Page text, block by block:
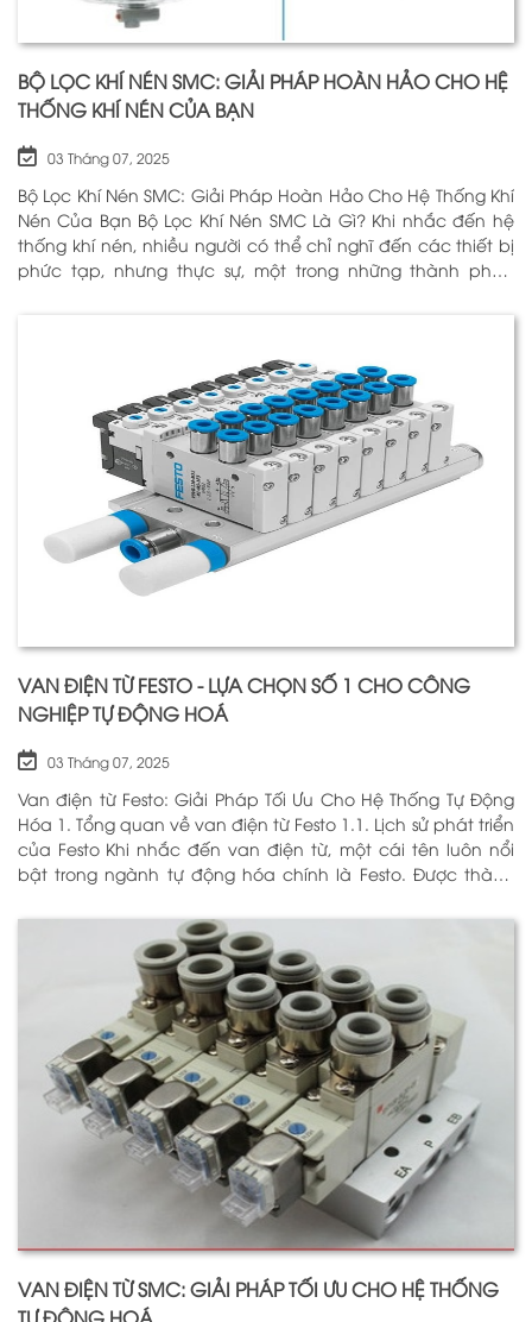
BỘ LỌC KHÍ NÉN SMC: GIẢI PHÁP HOÀN HẢO CHO HỆ
THỐNG KHÍ NÉN CỦA BẠN
03 Tháng 07, 2025
Bộ Lọc Khí Nén SMC: Giải Pháp Hoàn Hảo Cho Hệ Thống Khí
Nén Của Bạn Bộ Lọc Khí Nén SMC Là Gì? Khi nhắc đến hệ
thống khí nén, nhiều người có thể chỉ nghĩ đến các thiết bị
phức tạp, nhưng thực sự, một trong những thành phần
VAN ĐIỆN TỪ FESTO - LỰA CHỌN SỐ 1 CHO CÔNG
NGHIỆP TỰ ĐỘNG HOÁ
03 Tháng 07, 2025
Van điện từ Festo: Giải Pháp Tối Ưu Cho Hệ Thống Tự Động
Hóa 1. Tổng quan về van điện từ Festo 1.1. Lịch sử phát triển
của Festo Khi nhắc đến van điện từ, một cái tên luôn nổi
bật trong ngành tự động hóa chính là Festo. Được thành
VAN ĐIỆN TỪ SMC: GIẢI PHÁP TỐI ƯU CHO HỆ THỐNG